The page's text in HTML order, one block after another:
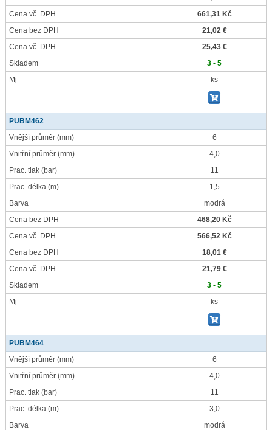
Cena vč. DPH
661,31 Kč
Cena bez DPH
21,02 €
Cena vč. DPH
25,43 €
Skladem
3 - 5
Mj
ks
PUBM462
Vnější průměr (mm)
6
Vnitřní průměr (mm)
4,0
Prac. tlak (bar)
11
Prac. délka (m)
1,5
Barva
modrá
Cena bez DPH
468,20 Kč
Cena vč. DPH
566,52 Kč
Cena bez DPH
18,01 €
Cena vč. DPH
21,79 €
Skladem
3 - 5
Mj
ks
PUBM464
Vnější průměr (mm)
6
Vnitřní průměr (mm)
4,0
Prac. tlak (bar)
11
Prac. délka (m)
3,0
Barva
modrá